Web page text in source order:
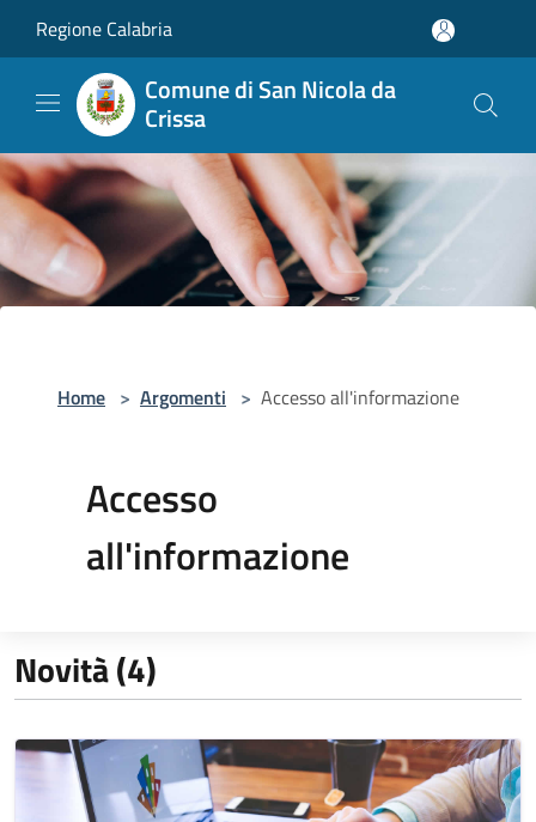
Regione Calabria
Comune di San Nicola da
Crissa
Home > Argomenti > Accesso all'informazione
Accesso
all'informazione
Novità (4)